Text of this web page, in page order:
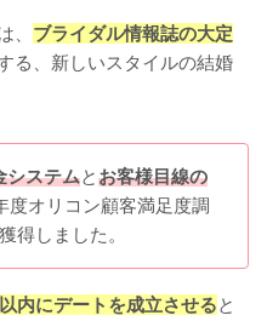
、 ブライダル情報誌の大定
る、新しいスタイルの結婚
システムとお客様目線の
度オリコン顧客満足度調
得しました。
内にデートを成立させると